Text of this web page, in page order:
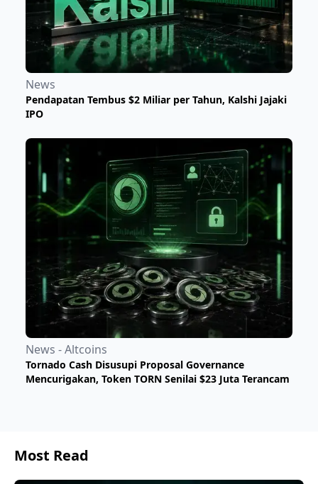
News
Pendapatan Tembus $2 Miliar per Tahun, Kalshi Jajaki
IPO
News - Altcoins
Tornado Cash Disusupi Proposal Governance
Mencurigakan, Token TORN Senilai $23 Juta Terancam
Most Read